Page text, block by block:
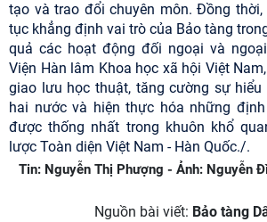
tạo và trao đổi chuyên môn. Đồng
tục khẳng định vai trò của Bảo tàng
quả các hoạt động đối ngoại và
Viện Hàn lâm Khoa học xã hội Việt
giao lưu học thuật, tăng cường sự
hai nước và hiện thực hóa những
được thống nhất trong khuôn khổ
lược Toàn diện Việt Nam - Hàn Quốc./.
Tin: Nguyễn Thị Phượng - Ảnh: Nguyễn
Nguồn bài viết: Bảo tàng